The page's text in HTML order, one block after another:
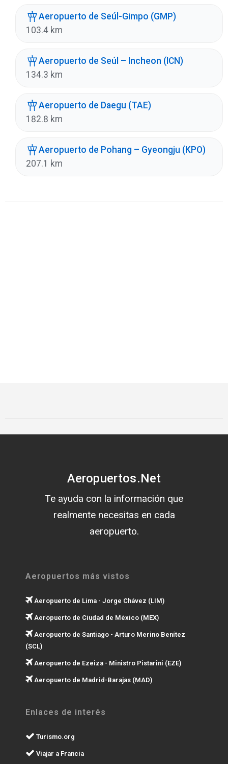
Aeropuerto de Seúl-Gimpo (GMP)
103.4 km
Aeropuerto de Seúl – Incheon (ICN)
134.3 km
Aeropuerto de Daegu (TAE)
182.8 km
Aeropuerto de Pohang – Gyeongju (KPO)
207.1 km
Aeropuertos.Net
Te ayuda con la información que
realmente necesitas en cada
aeropuerto.
Aeropuertos más vistos
Aeropuerto de Lima - Jorge Chávez (LIM)
Aeropuerto de Ciudad de México (MEX)
Aeropuerto de Santiago - Arturo Merino Benítez
(SCL)
Aeropuerto de Ezeiza - Ministro Pistarini (EZE)
Aeropuerto de Madrid-Barajas (MAD)
Enlaces de interés
Turismo.org
Viajar a Francia